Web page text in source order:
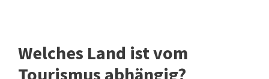
Welches Land ist vom
Tourismus abhängig?